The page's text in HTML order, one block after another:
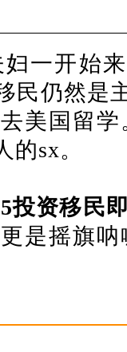
一开始
民仍然是
美国留
sx。
投资移民
是摇旗